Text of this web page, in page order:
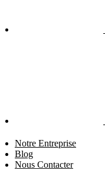
Notre Entreprise
Blog
Nous Contacter